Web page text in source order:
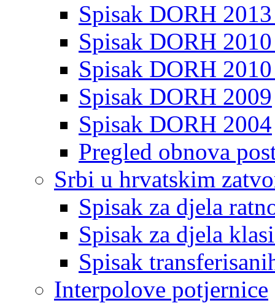
Spisak DORH
Spisak DORH
Spisak DORH
Spisak DORH 2009
Spisak DORH 2004
Pregled obnova
Srbi u hrvatskim
Spisak za djela
Spisak za djela
Spisak
Interpolove potjernice